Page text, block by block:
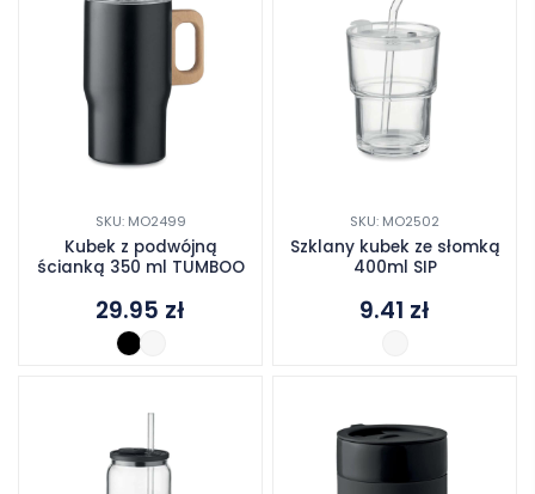
SKU: MO2499
Kubek z podwójną
ścianką 350 ml TUMBOO
29.95 zł
SKU: MO2502
Szklany kubek ze słomką
400ml SIP
9.41 zł